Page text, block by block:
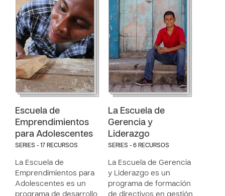
Escuela de
Emprendimientos
para Adolescentes
SERIES - 17 RECURSOS
La Escuela de
Emprendimientos para
Adolescentes es un
programa de desarrollo
La Escuela de
Gerencia y
Liderazgo
SERIES - 6 RECURSOS
La Escuela de Gerencia
y Liderazgo es un
programa de formación
de directivos en gestión